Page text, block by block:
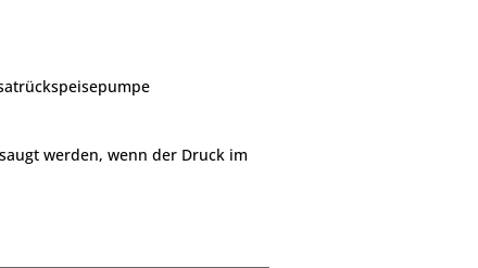
werden, wenn der Druck im